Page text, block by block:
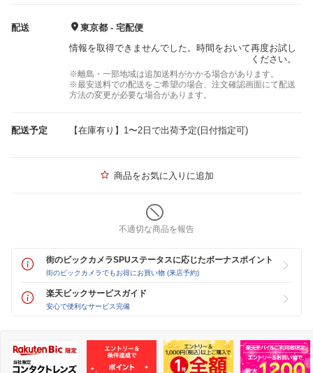
配送
東京都 - 宅配便
情報を取得できませんでした。時間をおいて再度お試し
ください。
※離島・一部地域は追加送料がかかる場合があります。
※最安送料での配送をご希望の場合、注文確認画面にて配送
方法の変更が必要な場合があります。
配送予定 【在庫有り】1〜2日で出荷予定(日付指定可)
商品をお気に入りに追加
不適切な商品を報告
街のビックカメラSPUステータスに応じたボーナスポイント
街のビックカメラでもお得にお買い物 (来店予約)
楽天ビックサービスガイド
安心で便利なサービス完備